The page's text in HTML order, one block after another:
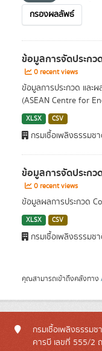
กรองผลลัพธ์
ข้อมูลการจัดประกว
0 recent views
ข้อมูลการประกวด และ
(ASEAN Centre for
XLSX CSV
กรมเชื้อเพลิงธรรมช
ข้อมูลการจัดประกว
0 recent views
ข้อมูลผลการประกวด
XLSX CSV
กรมเชื้อเพลิงธรรมช
คุณสามารถเข้าถึงคลังทาง
กรมเชื้อเพลิงธรรม
คารบี เลขที่ 555/2